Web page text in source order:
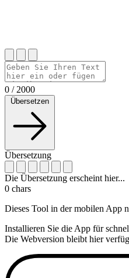
0 / 2000
Übersetzen
Übersetzung
Die Übersetzung erscheint hier...
0 chars
Dieses Tool in der mobilen App
Installieren Sie die App für
Die Webversion bleibt hier